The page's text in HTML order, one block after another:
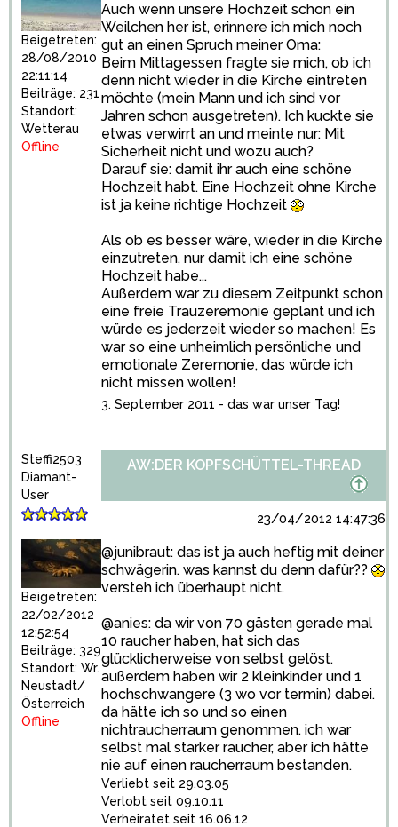
Beigetreten:
28/08/2010
22:11:14
Beiträge: 231
Standort:
Wetterau
Offline
Auch wenn unsere Hochzeit schon ein
Weilchen her ist, erinnere ich mich noch
gut an einen Spruch meiner Oma:
Beim Mittagessen fragte sie mich, ob ich
denn nicht wieder in die Kirche eintreten
möchte (mein Mann und ich sind vor
Jahren schon ausgetreten). Ich kuckte sie
etwas verwirrt an und meinte nur: Mit
Sicherheit nicht und wozu auch?
Darauf sie: damit ihr auch eine schöne
Hochzeit habt. Eine Hochzeit ohne Kirche
ist ja keine richtige Hochzeit
Als ob es besser wäre, wieder in die Kirche
einzutreten, nur damit ich eine schöne
Hochzeit habe...
Außerdem war zu diesem Zeitpunkt schon
eine freie Trauzeremonie geplant und ich
würde es jederzeit wieder so machen! Es
war so eine unheimlich persönliche und
emotionale Zeremonie, das würde ich
nicht missen wollen!
3. September 2011 - das war unser Tag!
Steffi2503
Diamant-
User
Beigetreten:
22/02/2012
12:52:54
Beiträge: 329
Standort: Wr.
Neustadt/
Österreich
Offline
AW:DER KOPFSCHÜTTEL-THREAD
23/04/2012 14:47:36
@junibraut: das ist ja auch heftig mit deiner
schwägerin. was kannst du denn dafür??
versteh ich überhaupt nicht.
@anies: da wir von 70 gästen gerade mal
10 raucher haben, hat sich das
glücklicherweise von selbst gelöst.
außerdem haben wir 2 kleinkinder und 1
hochschwangere (3 wo vor termin) dabei.
da hätte ich so und so einen
nichtraucherraum genommen. ich war
selbst mal starker raucher, aber ich hätte
nie auf einen raucherraum bestanden.
Verliebt seit 29.03.05
Verlobt seit 09.10.11
Verheiratet seit 16.06.12